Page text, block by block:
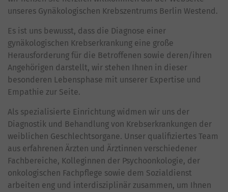
unseres Gynäkologischen Krebszentrums Berlin Westend.
Es ist uns bewusst, dass die Diagnose einer
gynäkologischen Krebserkrankung eine große
Herausforderung für die Betroffenen sowie deren/ihren
Angehörigen darstellt, wir stehen Ihnen in dieser
besonderen Lebensphase mit unserer Expertise und
Empathie zur Seite.
Als spezialisierte Einrichtung widmen wir uns der
Diagnostik und Behandlung von Krebserkrankungen der
weiblichen Geschlechtsorgane. Unser qualifiziertes Team
aus erfahrenen Ärzten und Ärztinnen verschiedener
Fachbereiche, Kolleginnen der Psychoonkologie, der
onkologischen Fachpflege sowie dem Sozialdienst
arbeiten eng und interdisziplinär zusammen, um Ihnen